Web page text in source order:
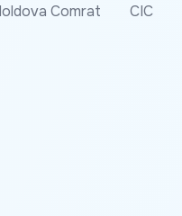
Comrat CIC